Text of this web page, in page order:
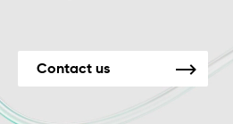
Contact us